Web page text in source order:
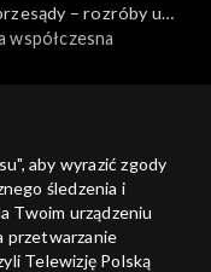
– rozróby u
współczesna
– rozróby u
4 czerwca
aby wyrazić zgody
śledzenia i
Twoim urządzeniu
przetwarzanie
Telewizję Polską